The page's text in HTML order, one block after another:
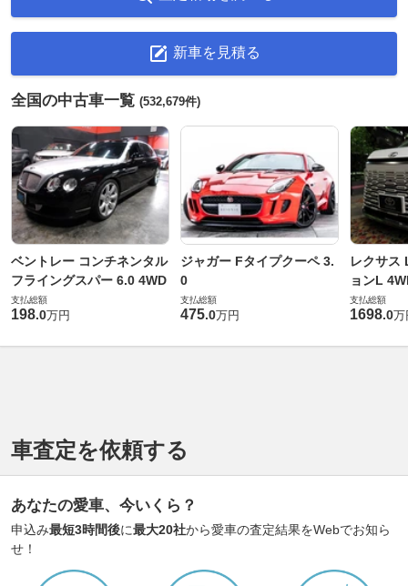
新車を見積る
全国の中古車一覧 (532,679件)
ベントレー コンチネンタル
フライングスパー 6.0 4WD
支払総額
198.0万円
ジャガー Fタイプクーペ 3.
0
支払総額
475.0万円
レクサス
ョンL
支払総額
1698.0万
車査定を依頼する
あなたの愛車、今いくら？
申込み最短3時間後に最大20社から愛車の査定結果をWebでお知ら
せ！